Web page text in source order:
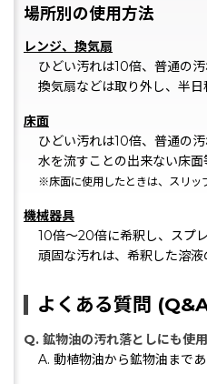
場所別の使用方法
レンジ、換気扇
ひどい汚れは10倍、普通の
換気扇などは取り外し、半
床面
ひどい汚れは10倍、普通の
水を流すことの出来ない床
※床面に使用したときは、スリッ
機械器具
10倍〜20倍に希釈し、スプ
頑固な汚れは、希釈した溶
よくある質問
Q. 鉱物油の汚れ落としにも使
A. 動植物油から鉱物油まで